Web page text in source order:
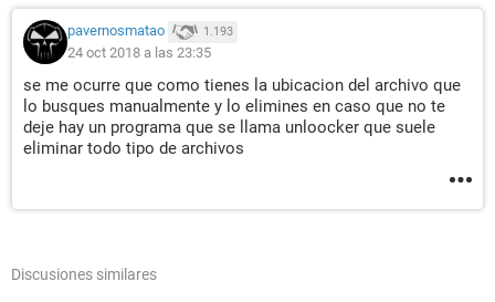
pavernosmatao 1.193
24 oct 2018 a las 23:35
se me ocurre que como tienes la ubicacion del archivo que
lo busques manualmente y lo elimines en caso que no te
deje hay un programa que se llama unloocker que suele
eliminar todo tipo de archivos
Discusiones similares